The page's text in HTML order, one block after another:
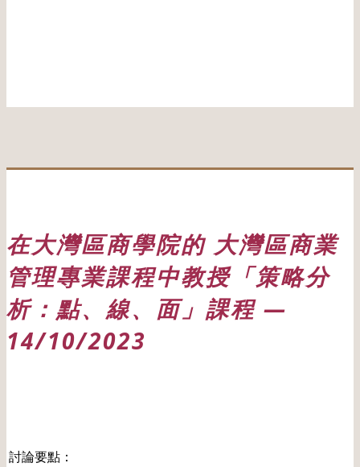
在大灣區商學院的 大灣區商業
管理專業課程中教授「策略分
析：點、線、面」課程 —
14/10/2023
討論要點：